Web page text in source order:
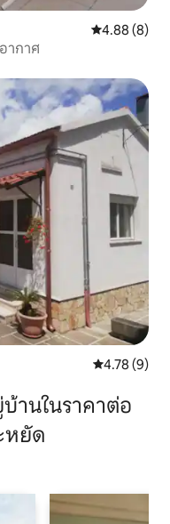
คะแนนเฉลี่ย
4.88 (8)
ากาศ
คะแนนเฉลี่ย
4.78 (9)
านในราคาต่อ
หยัด